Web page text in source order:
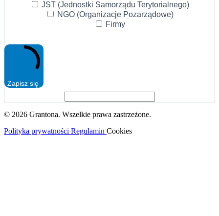
JST (Jednostki Samorządu Terytorialnego)
NGO (Organizacje Pozarządowe)
Firmy
Zapisz się
© 2026 Grantona. Wszelkie prawa zastrzeżone.
Polityka prywatności Regulamin Cookies